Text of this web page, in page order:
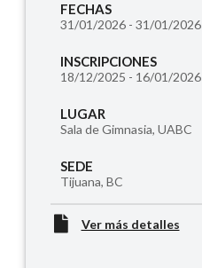
FECHAS
31/01/2026 - 31/01/2026
INSCRIPCIONES
18/12/2025 - 16/01/2026
LUGAR
Sala de Gimnasia, UABC
SEDE
Tijuana, BC
Ver más detalles